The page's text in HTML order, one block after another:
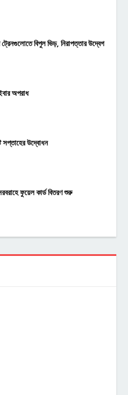
ট্রেনগুলোতে বিপুল ভিড়, নিরাপত্তার উদ্বেগ
অপরাধ
সপ্তাহের উদ্বোধন
ফুয়েল কার্ড বিতরণ শুরু